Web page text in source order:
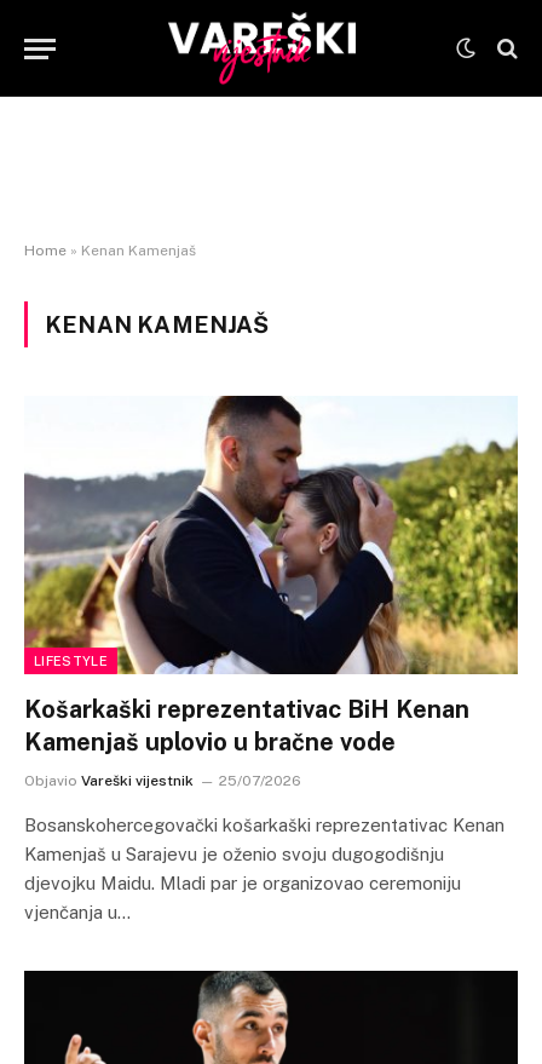
Home » Kenan Kamenjaš
KENAN KAMENJAŠ
LIFESTYLE
Košarkaški reprezentativac BiH Kenan
Kamenjaš uplovio u bračne vode
Objavio Vareški vijestnik 25/07/2026
Bosanskohercegovački košarkaški reprezentativac Kenan
Kamenjaš u Sarajevu je oženio svoju dugogodišnju
djevojku Maidu. Mladi par je organizovao ceremoniju
vjenčanja u…